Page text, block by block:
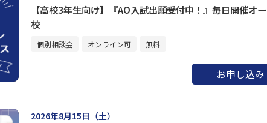
【高校3年生向け】『AO入試出願受付中！』毎日開催オ
校
個別相談会 オンライン可 無料
お申し込み
2026年8月15日（土）